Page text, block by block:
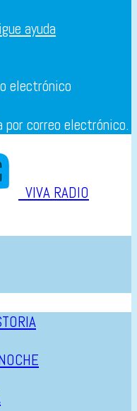
ayuda
electrónico
por correo electrónico.
VIVA RADIO